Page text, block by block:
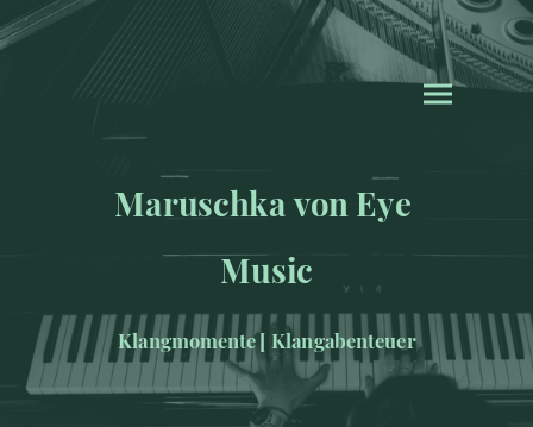
Maruschka von Eye
Music
Klangmomente [ Klangabenteuer